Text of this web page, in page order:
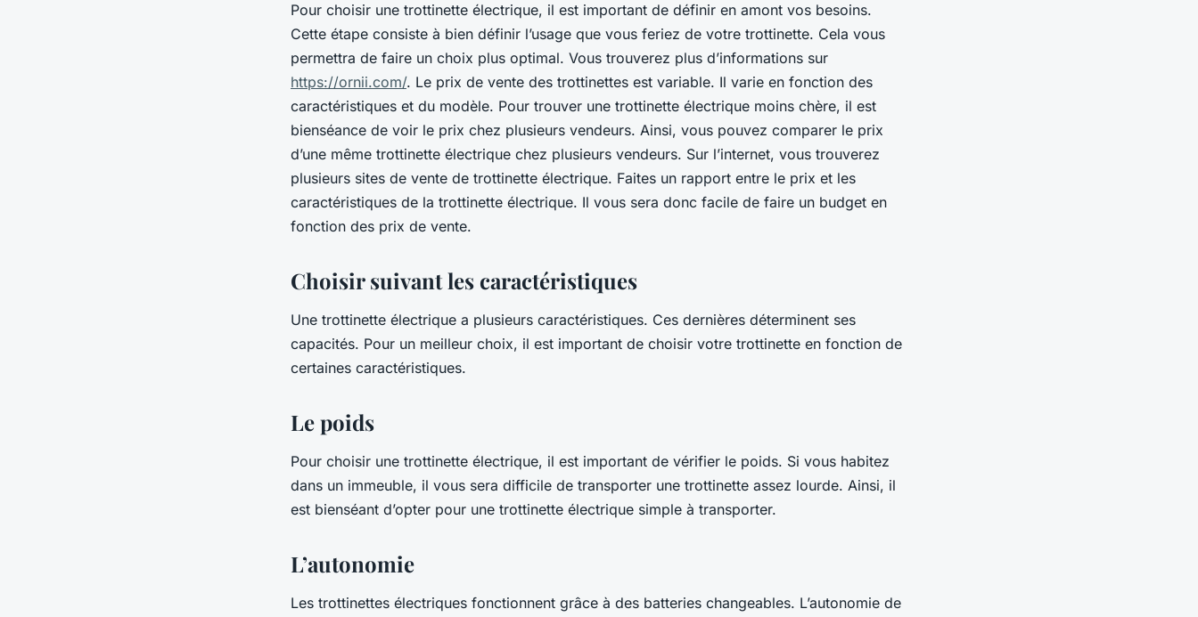
Pour choisir une trottinette électrique, il est important de définir en amont vos besoins.
Cette étape consiste à bien définir l’usage que vous feriez de votre trottinette. Cela vous
permettra de faire un choix plus optimal. Vous trouverez plus d’informations sur
https://ornii.com/. Le prix de vente des trottinettes est variable. Il varie en fonction des
caractéristiques et du modèle. Pour trouver une trottinette électrique moins chère, il est
bienséance de voir le prix chez plusieurs vendeurs. Ainsi, vous pouvez comparer le prix
d’une même trottinette électrique chez plusieurs vendeurs. Sur l’internet, vous trouverez
plusieurs sites de vente de trottinette électrique. Faites un rapport entre le prix et les
caractéristiques de la trottinette électrique. Il vous sera donc facile de faire un budget en
fonction des prix de vente.
Choisir suivant les caractéristiques
Une trottinette électrique a plusieurs caractéristiques. Ces dernières déterminent ses
capacités. Pour un meilleur choix, il est important de choisir votre trottinette en fonction de
certaines caractéristiques.
Le poids
Pour choisir une trottinette électrique, il est important de vérifier le poids. Si vous habitez
dans un immeuble, il vous sera difficile de transporter une trottinette assez lourde. Ainsi, il
est bienséant d’opter pour une trottinette électrique simple à transporter.
L’autonomie
Les trottinettes électriques fonctionnent grâce à des batteries changeables. L’autonomie de